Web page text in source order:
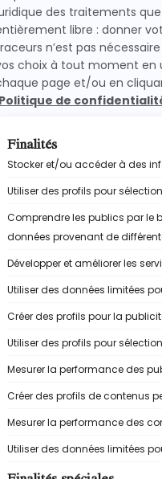
citron et porte le tout à
avant de verser le
préparation lisse.
tout au congélateur 4h
l’obtention d’une